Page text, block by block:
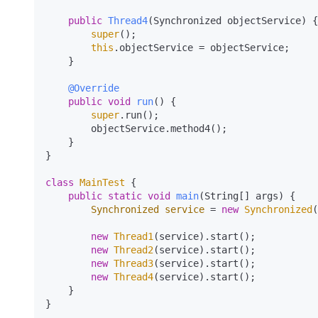
public Thread4(Synchronized objectService)
{
super();
this .objectService = objectService;
@Override
public void run()
{
super.run();
}
class MainTest {
public static void main(String[] args)
{
Synchronized
service = new Synchronized
new Thread1 (service).start();
new Thread2(service).start();
new Thread3(service).start();
new Thread4(service).start();
}